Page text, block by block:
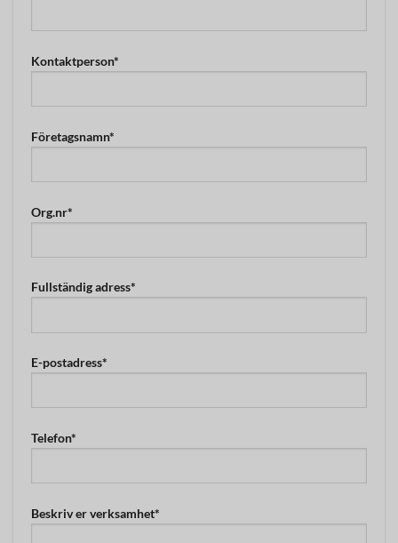
Kontaktperson*
Företagsnamn*
Org.nr*
Fullständig adress*
E-postadress*
Telefon*
Beskriv er verksamhet*